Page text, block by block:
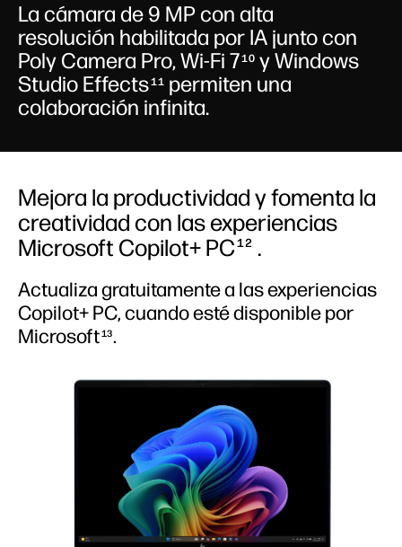
La cámara de 9 MP con alta
resolución habilitada por IA junto con
Poly Camera Pro, Wi-Fi 710 y Windows
Studio Effects11 permiten una
colaboración infinita.
Mejora la productividad y fomenta la
creatividad con las experiencias
Microsoft Copilot+ PC 12 .
Actualiza gratuitamente a las experiencias
Copilot+ PC, cuando esté disponible por
Microsoft13.